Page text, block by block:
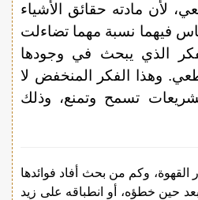
لأن مادته حقائق الأشياء
فيهما نسبة مهما تضاءلت
الذي يبحث في وجودها
وهذا الفكر المنخفض لا
تسمح وتمنع، وذلك
وكم من بحث أفاد فوائدها
حين خطؤه، أو انطباقه على زيد